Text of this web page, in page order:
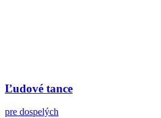
Ľudové tance
pre dospelých